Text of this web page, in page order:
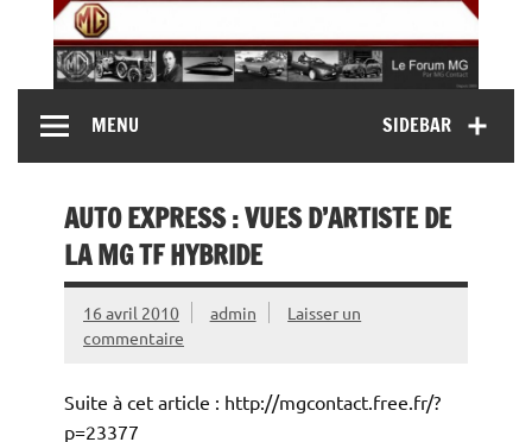
content
MG Contact
MG B, MG F, MG A, Midget…)SIDEBAR
MENU
AUTO EXPRESS : VUES D’ARTISTE DE
LA MG TF HYBRIDE
16 avril 2010 admin
Laisser un
commentaire
Suite à cet article : http://mgcontact.free.fr/?
p=23377